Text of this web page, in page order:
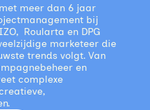
meer dan 6 jaar
bij
Roularta en DPG
marketeer die
trends volgt. Van
en
complexe